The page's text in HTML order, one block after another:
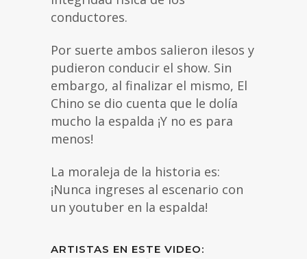
conductores.
Por suerte ambos salieron ilesos y
pudieron conducir el show. Sin
embargo, al finalizar el mismo, El
Chino se dio cuenta que le dolía
mucho la espalda ¡Y no es para
menos!
La moraleja de la historia es:
¡Nunca ingreses al escenario con
un youtuber en la espalda!
ARTISTAS EN ESTE VIDEO: